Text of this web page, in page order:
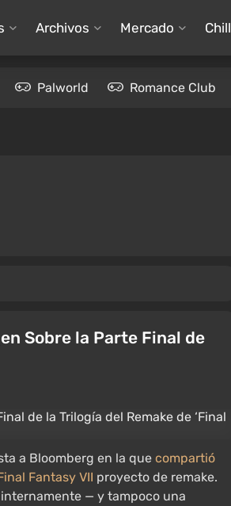
Archivos Mercado Chill
Palworld Romance Club
Sobre la Parte Final de
a Bloomberg en la que compartió
Fantasy VII proyecto de remake.
— y tampoco una